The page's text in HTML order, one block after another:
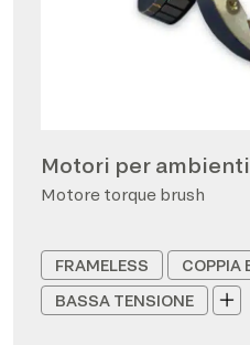
Motori per
Motore torque brush
FRAMELESS
COPPIA
BASSA TENSIONE